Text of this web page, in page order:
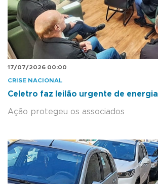
17/07/2026 00:00
CRISE NACIONAL
Celetro faz leilão urgente de energia
Ação protegeu os associados